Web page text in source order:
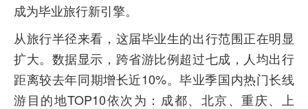
成为毕业旅行新引擎。
从旅行半径来看，这届毕业生的出行范围正在明显
扩大。数据显示，跨省游比例超过七成，人均出行
距离较去年同期增长近10%。毕业季国内热门长线
游目的地TOP10依次为：成都、北京、重庆、上